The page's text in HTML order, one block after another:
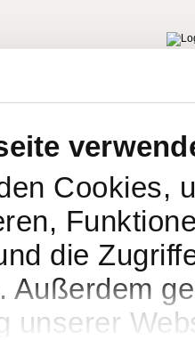
Cookies,
die
Außerdem
unserer